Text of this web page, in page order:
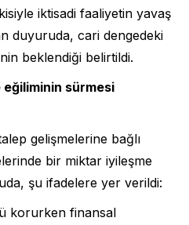
iktisadi faaliyetin yavaş
duyuruda, cari dengedeki
beklendiği belirtildi.
sürmesi
gelişmelerine bağlı
bir miktar iyileşme
şu ifadelere yer verildi:
korurken finansal